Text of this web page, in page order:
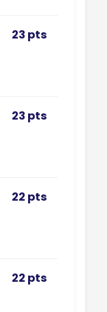
23 pts
23 pts
22 pts
22 pts